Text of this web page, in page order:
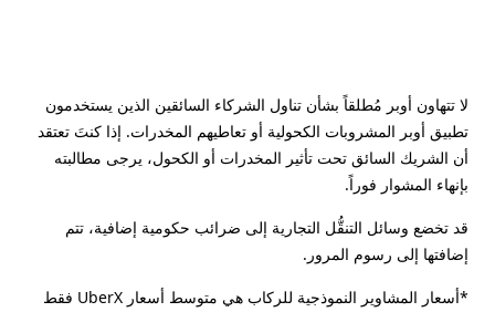
لا تتهاون أوبر مُطلقاً بشأن تناول الشركاء السائقين الذين يستخدمون
تطبيق أوبر المشروبات الكحولية أو تعاطيهم المخدرات. إذا كنتَ تعتقد
أن الشريك السائق تحت تأثير المخدرات أو الكحول، يرجى مطالبته
بإنهاء المشوار فوراً.
قد تخضع وسائل التنقُّل التجارية إلى ضرائب حكومية إضافية، تتم
إضافتها إلى رسوم المرور.
*أسعار المشاوير النموذجية للركاب هي متوسط أسعار UberX فقط